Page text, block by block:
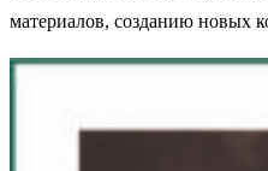
материалов, созданию новых